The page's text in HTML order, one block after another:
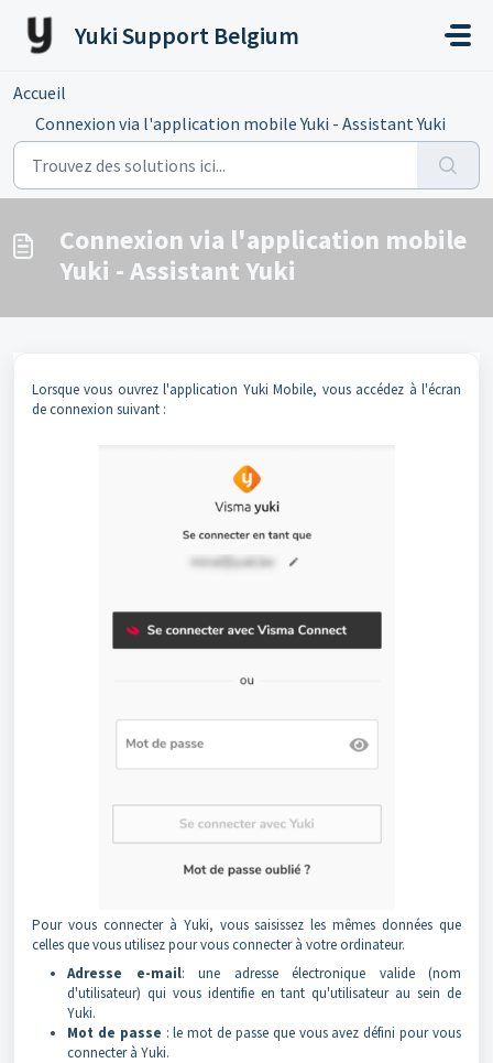
Yuki Support Belgium
Accueil
Connexion via l'application mobile Yuki - Assistant Yuki
Connexion via l'application mobile
Yuki - Assistant Yuki
Lorsque vous ouvrez l'application Yuki Mobile, vous accédez à l'écran
de connexion suivant :
Pour vous connecter à Yuki, vous saisissez les mêmes données que
celles que vous utilisez pour vous connecter à votre ordinateur.
Adresse e-mail: une adresse électronique valide (nom
d'utilisateur) qui vous identifie en tant qu'utilisateur au sein de
Yuki.
Mot de passe : le mot de passe que vous avez défini pour vous
connecter à Yuki.